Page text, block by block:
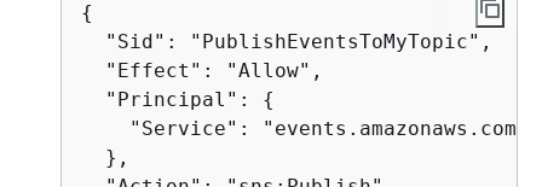
{
  "Sid": "PublishEventsToMyTopic",
  "Effect": "Allow",
  "Principal":
{
    "Service": "events.amazonaws.com"
  },